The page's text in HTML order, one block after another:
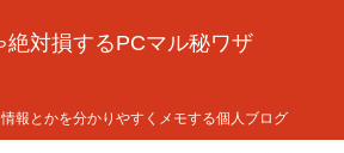
絶対損するPCマル秘ワザ
報とかを分かりやすくメモする個人ブログ